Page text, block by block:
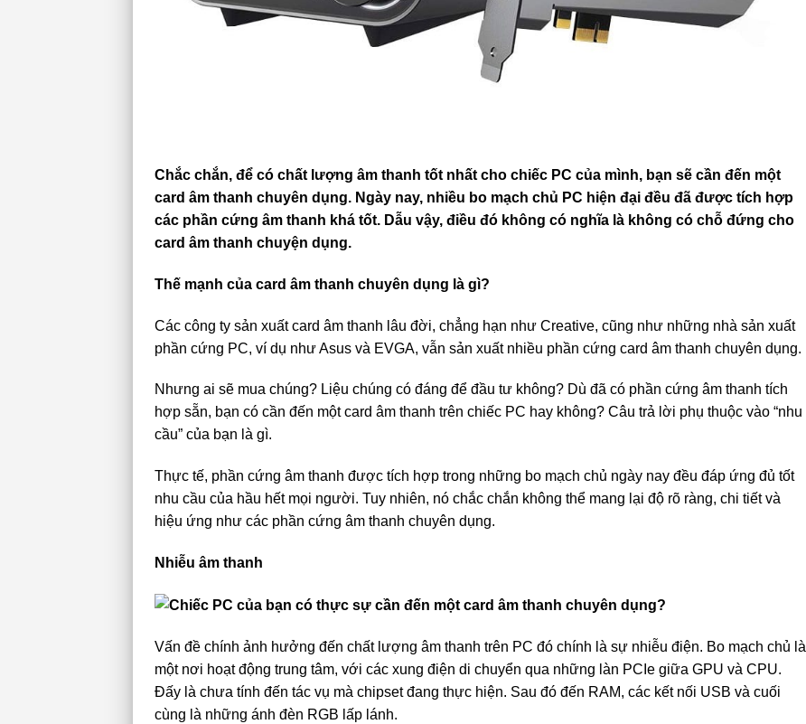
Chắc chắn, để có chất lượng âm thanh tốt nhất cho chiếc PC của mình, bạn sẽ cần đến một
card âm thanh chuyên dụng. Ngày nay, nhiều bo mạch chủ PC hiện đại đều đã được tích hợp
các phần cứng âm thanh khá tốt. Dẫu vậy, điều đó không có nghĩa là không có chỗ đứng cho
card âm thanh chuyện dụng.
Thế mạnh của card âm thanh chuyên dụng là gì?
Các công ty sản xuất card âm thanh lâu đời, chẳng hạn như Creative, cũng như những nhà sản xuất
phần cứng PC, ví dụ như Asus và EVGA, vẫn sản xuất nhiều phần cứng card âm thanh chuyên dụng.
Nhưng ai sẽ mua chúng? Liệu chúng có đáng để đầu tư không? Dù đã có phần cứng âm thanh tích
hợp sẵn, bạn có cần đến một card âm thanh trên chiếc PC hay không? Câu trả lời phụ thuộc vào “nhu
cầu” của bạn là gì.
Thực tế, phần cứng âm thanh được tích hợp trong những bo mạch chủ ngày nay đều đáp ứng đủ tốt
nhu cầu của hầu hết mọi người. Tuy nhiên, nó chắc chắn không thể mang lại độ rõ ràng, chi tiết và
hiệu ứng như các phần cứng âm thanh chuyên dụng.
Nhiễu âm thanh
Vấn đề chính ảnh hưởng đến chất lượng âm thanh trên PC đó chính là sự nhiễu điện. Bo mạch chủ là
một nơi hoạt động trung tâm, với các xung điện di chuyển qua những làn PCIe giữa GPU và CPU.
Đấy là chưa tính đến tác vụ mà chipset đang thực hiện. Sau đó đến RAM, các kết nối USB và cuối
cùng là những ánh đèn RGB lấp lánh.